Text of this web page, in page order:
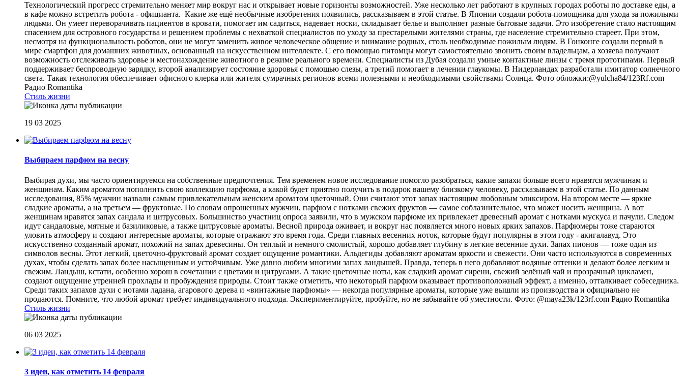
Технологический прогресс стремительно меняет мир вокруг нас и открывает новые горизонты возможностей. Уже несколько лет работают в крупных городах роботы по доставке еды, а
в кафе можно встретить робота - официанта. Какие же ещё необычные изобретения появились, рассказываем в этой статье. В Японии создали робота-помощника для ухода за пожилыми
людьми. Он умеет переворачивать пациентов в кровати, помогает им садиться, надевает носки, складывает белье и выполняет разные бытовые задачи. Это изобретение стало настоящим
спасением для островного государства и решением проблемы с нехваткой специалистов по уходу за престарелыми жителями страны, где население стремительно стареет. При этом,
несмотря на функциональность роботов, они не могут заменить живое человеческое общение и внимание родных, столь необходимые пожилым людям. В Гонконге создали первый в
мире смартфон для домашних животных, основанный на искусственном интеллекте. С его помощью питомцы могут самостоятельно звонить своим владельцам, а хозяева получают
возможность отслеживать здоровье и местонахождение животного в режиме реального времени. Специалисты из Дубая создали умные контактные линзы с тремя прототипами. Первый
поддерживает беспроводную зарядку, второй анализирует состояние здоровья с помощью слезы, а третий помогает в лечении глаукомы. В Нидерландах разработали имитатор солнечного
света. Такая технология обеспечивает офисного клерка или жителя сумрачных регионов всеми полезными и необходимыми свойствами Солнца. Фото обложки:@yulcha84/123Rf.com
Радио Romantika
Стиль жизни
19 03 2025
Выбираем парфюм на весну
Выбирая духи, мы часто ориентируемся на собственные предпочтения. Тем временем новое исследование помогло разобраться, какие запахи больше всего нравятся мужчинам и
женщинам. Каким ароматом пополнить свою коллекцию парфюма, а какой будет приятно получить в подарок вашему близкому человеку, рассказываем в этой статье. По данным
исследования, 85% мужчин назвали самым привлекательным женским ароматом цветочный. Они считают этот запах настоящим любовным эликсиром. На втором месте — яркие
сладкие ароматы, а на третьем — фруктовые. По словам опрошенных мужчин, парфюм с нотками свежих фруктов — самое соблазнительное, что может носить женщина. А вот
женщинам нравятся запах сандала и цитрусовых. Большинство участниц опроса заявили, что в мужском парфюме их привлекает древесный аромат с нотками мускуса и пачули. Следом
идут сандаловые, мятные и базиликовые, а также цитрусовые ароматы. Весной природа оживает, и вокруг нас появляется много новых ярких запахов. Парфюмеры тоже стараются
уловить атмосферу и создают интересные ароматы, которые отражают это время года. Среди главных весенних ноток, которые будут популярны в этом году - акигалавуд. Это
искусственно созданный аромат, похожий на запах древесины. Он теплый и немного смолистый, хорошо добавляет глубину в легкие весенние духи. Запах пионов — тоже один из
символов весны. Этот легкий, цветочно-фруктовый аромат создает ощущение романтики. Альдегиды добавляют ароматам яркости и свежести. Они часто используются в современных
духах, чтобы сделать запах более насыщенным и устойчивым. Уже давно любим многими запах ландышей. Правда, теперь в него добавляют водяные оттенки и делают более легким и
свежим. Ландыш, кстати, особенно хорош в сочетании с цветами и цитрусами. А такие цветочные ноты, как сладкий аромат сирени, свежий зелёный чай и прозрачный цикламен,
создают ощущение утренней прохлады и пробуждения природы. Стоит также отметить, что некоторый парфюм оказывает противоположный эффект, а именно, отталкивает собеседника.
Среди таких запахов духи с нотами ладана, агарового дерева и «винтажные парфюмы» — некогда популярные ароматы, которые уже вышли из производства и официально не
продаются. Помните, что любой аромат требует индивидуального подхода. Экспериментируйте, пробуйте, но не забывайте об уместности. Фото: @maya23k/123rf.com Радио Romantika
Стиль жизни
06 03 2025
3 идеи, как отметить 14 февраля